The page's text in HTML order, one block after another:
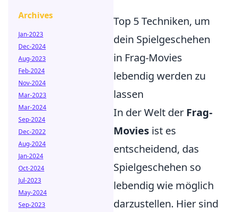
Top 5 Techniken, um
dein Spielgeschehen
in Frag-Movies
lebendig werden zu
lassen
In der Welt der Frag-
Movies ist es
entscheidend, das
Spielgeschehen so
lebendig wie möglich
darzustellen. Hier sind
Archives
Jan-2023
Dec-2024
Aug-2023
Feb-2024
Nov-2024
Mar-2023
Mar-2024
Sep-2024
Dec-2022
Aug-2024
Jan-2024
Oct-2024
Jul-2023
May-2024
Sep-2023